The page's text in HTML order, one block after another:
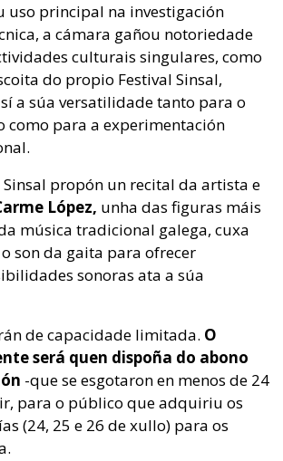
uso principal na investigación
a cámara gañou notoriedade
culturais singulares, como
do propio Festival Sinsal,
a súa versatilidade tanto para o
como para a experimentación
Sinsal propón un recital da artista e
López, unha das figuras máis
música tradicional galega, cuxa
son da gaita para ofrecer
sonoras ata a súa
de capacidade limitada. O
será quen dispoña do abono
-que se esgotaron en menos de 24
para o público que adquiriu os
(24, 25 e 26 de xullo) para os